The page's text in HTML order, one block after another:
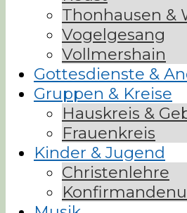
Thonhausen &
Vogelgesang
Vollmershain
Gottesdienste &
Gruppen & Kreise
Hauskreis &
Frauenkreis
Kinder & Jugend
Christenlehre